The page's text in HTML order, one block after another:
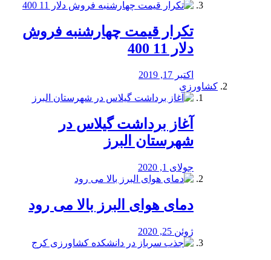
تکرار قیمت چهارشنبه فروش
دلار 11 400
اکتبر 17, 2019
کشاورزی
آغاز برداشت گیلاس در
شهرستان البرز
جولای 1, 2020
دمای هوای البرز بالا می رود
ژوئن 25, 2020